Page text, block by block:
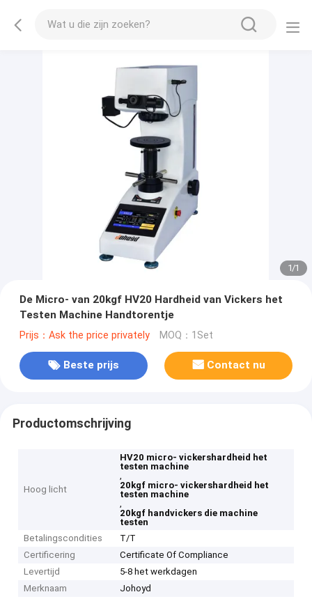
1/1
De Micro- van 20kgf HV20 Hardheid van Vickers het
Testen Machine Handtorentje
Prijs：Ask the price privately MOQ：1Set
Beste prijs Contact nu
Productomschrijving
Hoog licht
HV20 micro- vickershardheid het
testen machine
,
20kgf micro- vickershardheid het
testen machine
,
20kgf handvickers die machine
testen
Betalingscondities
T/T
Certificering
Certificate Of Compliance
Levertijd
5-8 het werkdagen
Merknaam
Johoyd